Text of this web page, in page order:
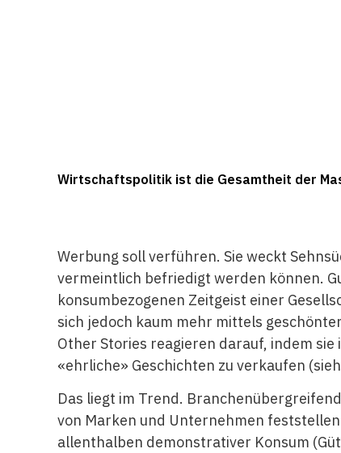
Wirtschaftspolitik ist die Gesamtheit der
Werbung soll verführen. Sie weckt
vermeintlich befriedigt werden können.
konsumbezogenen Zeitgeist einer
sich jedoch kaum mehr mittels
Other Stories reagieren darauf, indem
«ehrliche» Geschichten zu verkaufen
Das liegt im Trend.
von Marken und Unternehmen
allenthalben demonstrativer Konsum